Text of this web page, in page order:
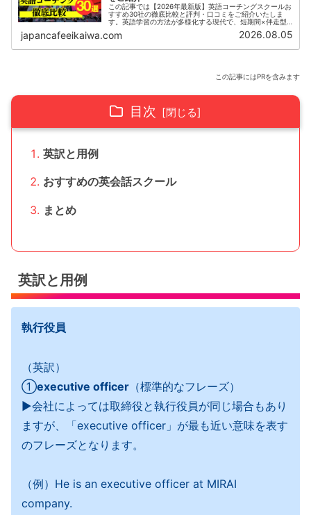
この記事では【2026年最新版】英語コーチングスクールお
すすめ30社の徹底比較と評判・口コミをご紹介いたしま
す。英語学習の方法が多様化する現代で、短期間×伴走型
の英語コーチングスクールが特に社会人の間で人気を集め
ています。3ヶ月や6ヶ月などの短期間で集中して対策する
ールや、全てオンラインで完結するサービスなど多様化し
japancafeeikaiwa.com 2026.08.05
この記事にはPRを含みます
目次
英訳と用例
おすすめの英会話スクール
まとめ
英訳と用例
執行役員
（英訳）
①executive officer （標準的なフレーズ）
▶︎会社によっては取締役と執行役員が同じ場合もあり
ますが、「executive officer」が最も近い意味を表す
のフレーズとなります。
（例）He is an executive officer at MIRAI
company.